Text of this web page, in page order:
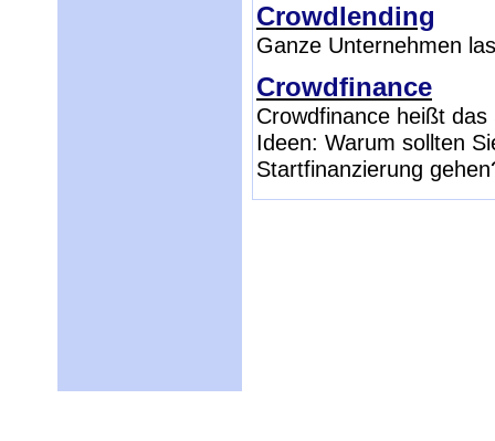
Crowdlending
Ganze Unternehmen
Crowdfinance
Crowdfinance heißt
Ideen: Warum sollten
Startfinanzierung